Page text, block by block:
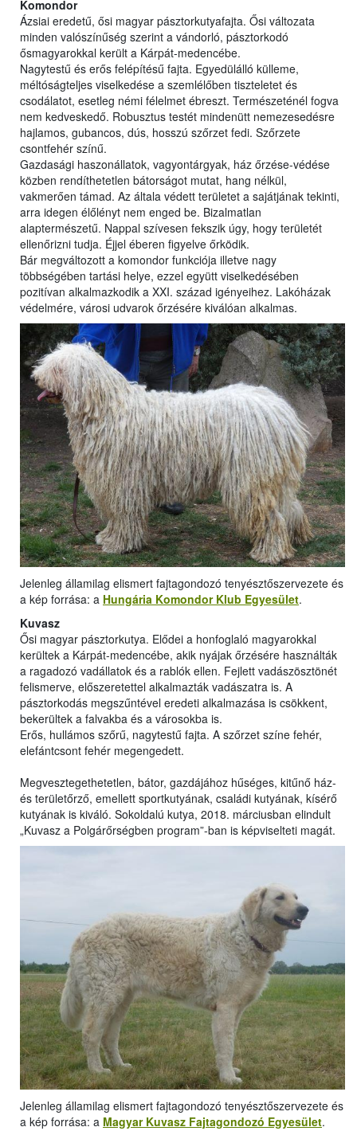
Komondor
Ázsiai eredetű, ősi magyar pásztorkutyafajta. Ősi változata
minden valószínűség szerint a vándorló, pásztorkodó
ősmagyarokkal került a Kárpát-medencébe.
Nagytestű és erős felépítésű fajta. Egyedülálló külleme,
méltóságteljes viselkedése a szemlélőben tiszteletet és
csodálatot, esetleg némi félelmet ébreszt. Természeténél fogva
nem kedveskedő. Robusztus testét mindenütt nemezesedésre
hajlamos, gubancos, dús, hosszú szőrzet fedi. Szőrzete
csontfehér színű.
Gazdasági haszonállatok, vagyontárgyak, ház őrzése-védése
közben rendíthetetlen bátorságot mutat, hang nélkül,
vakmerően támad. Az általa védett területet a sajátjának tekinti,
arra idegen élőlényt nem enged be. Bizalmatlan
alaptermészetű. Nappal szívesen fekszik úgy, hogy területét
ellenőrizni tudja. Éjjel éberen figyelve őrködik.
Bár megváltozott a komondor funkciója illetve nagy
többségében tartási helye, ezzel együtt viselkedésében
pozitívan alkalmazkodik a XXI. század igényeihez. Lakóházak
védelmére, városi udvarok őrzésére kiválóan alkalmas.
Jelenleg államilag elismert fajtagondozó tenyésztőszervezete és
a kép forrása: a Hungária Komondor Klub Egyesület.
Kuvasz
Ősi magyar pásztorkutya. Elődei a honfoglaló magyarokkal
kerültek a Kárpát-medencébe, akik nyájak őrzésére használták
a ragadozó vadállatok és a rablók ellen. Fejlett vadászösztönét
felismerve, előszeretettel alkalmazták vadászatra is. A
pásztorkodás megszűntével eredeti alkalmazása is csökkent,
bekerültek a falvakba és a városokba is.
Erős, hullámos szőrű, nagytestű fajta. A szőrzet színe fehér,
elefántcsont fehér megengedett.
Megvesztegethetetlen, bátor, gazdájához hűséges, kitűnő ház-
és területőrző, emellett sportkutyának, családi kutyának, kísérő
kutyának is kiváló. Sokoldalú kutya, 2018. márciusban elindult
„Kuvasz a Polgárőrségben program”-ban is képviselteti magát.
Jelenleg államilag elismert fajtagondozó tenyésztőszervezete és
a kép forrása: a Magyar Kuvasz Fajtagondozó Egyesület.